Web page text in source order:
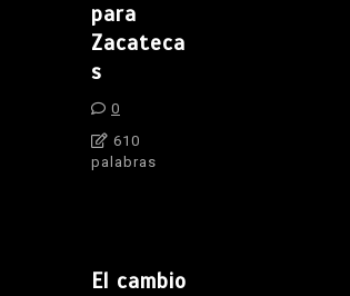
para
Zacateca
s
0
610
palabras
El cambio